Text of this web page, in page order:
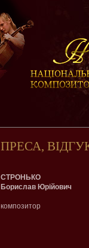
ПРЕСА,
СТРОНЬКО
Борислав Юрійович
композитор